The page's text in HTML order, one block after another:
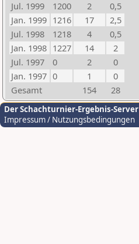
Jul. 1999
1200 2
0,5
Jan. 1999 1216 17
2,5
Jul. 1998
1218 4
0,5
Jan. 1998 1227 14
2
Jul. 1997
0 2
0
Jan. 1997 0 1
0
Gesamt
154 28
Der Schachturnier-Ergebnis-Server
Impressum / Nutzungsbedingungen